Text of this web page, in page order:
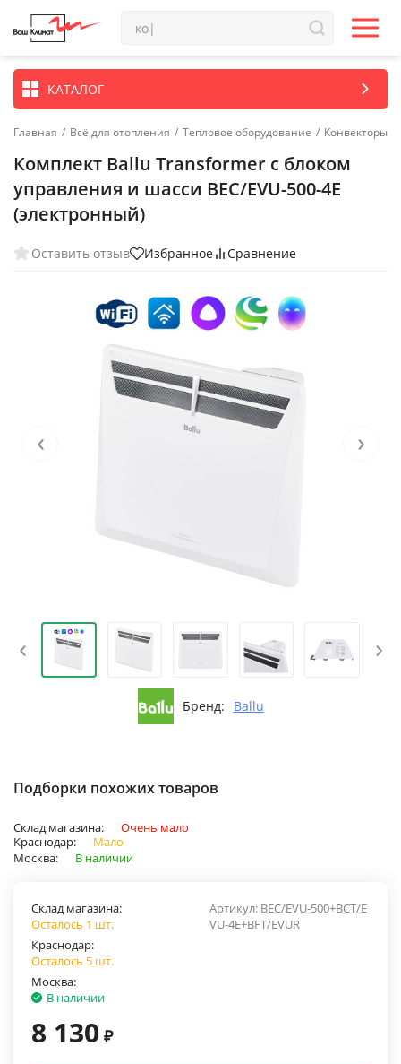
КАТАЛОГ
Главная / Всё для отопления / Тепловое оборудование / Конвекторы
Комплект Ballu Transformer с блоком
управления и шасси BEC/EVU-500-4E
(электронный)
Оставить отзыв Избранное Сравнение
‹ ›
‹ ›
Бренд: Ballu
Подборки похожих товаров
Склад магазина:
Очень мало
Краснодар:
Мало
Москва:
В наличии
Артикул: BEC/EVU-500+BCT/E
VU-4E+BFT/EVUR
Склад магазина:
Осталось 1 шт.
Краснодар:
Осталось 5 шт.
Москва:
В наличии
8 130 ₽